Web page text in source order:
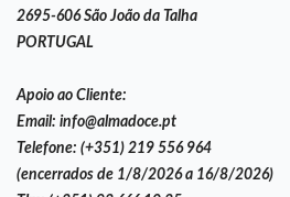
2695-606 São João da Talha
PORTUGAL
Apoio ao Cliente:
Email: info@almadoce.pt
Telefone: (+351) 219 556 964
(encerrados de 1/8/2026 a 16/8/2026)